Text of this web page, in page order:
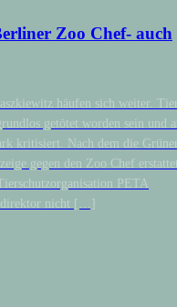
Zoo Chef- auch
häufen sich weiter.
getötet worden sein und
kritisiert. Nach dem die
gegen den Zoo Chef
PETA
nicht […]